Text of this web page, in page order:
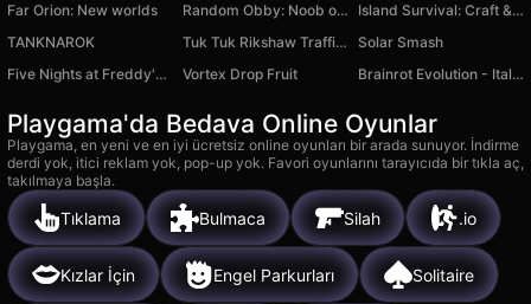
Far Orion: New worlds
Random Obby: Noob or Pro?
Island Survival: Craft & Farm
TANKNAROK
Tuk Tuk Rikshaw Traffic Racing
Solar Smash
Five Nights at Freddy's 3 Remaster
Vortex Drop Fruit Brainrot Evolution - Italian Animals online
Playgama'da Bedava Online Oyunlar
Playgama, en yeni ve en iyi ücretsiz online oyunları bir arada sunuyor. İndirme
derdi yok, itici reklam yok, pop-up yok. Favori oyunlarını tarayıcıda bir tıkla aç,
takılmaya başla.
Tıklama Bulmaca Silah .io
Kızlar İçin Engel Parkurları Solitaire